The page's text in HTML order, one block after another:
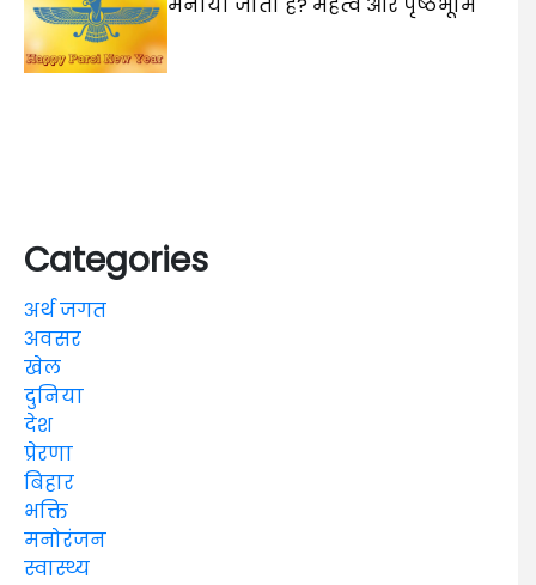
Categories
अर्थ जगत
अवसर
खेल
दुनिया
देश
प्रेरणा
बिहार
भक्ति
मनोरंजन
स्वास्थ्य